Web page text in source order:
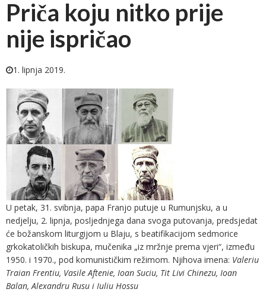
Priča koju nitko prije
nije ispričao
1. lipnja 2019.
U petak, 31. svibnja, papa Franjo putuje u Rumunjsku, a u
nedjelju, 2. lipnja, posljednjega dana svoga putovanja, predsjedat
će božanskom liturgijom u Blaju, s beatifikacijom sedmorice
grkokatoličkih biskupa, mučenika „iz mržnje prema vjeri“, između
1950. i 1970., pod komunističkim režimom. Njihova imena: Valeriu
Traian Frentiu, Vasile Aftenie, Ioan Suciu, Tit Livi Chinezu, Ioan
Balan, Alexandru Rusu i Iuliu Hossu